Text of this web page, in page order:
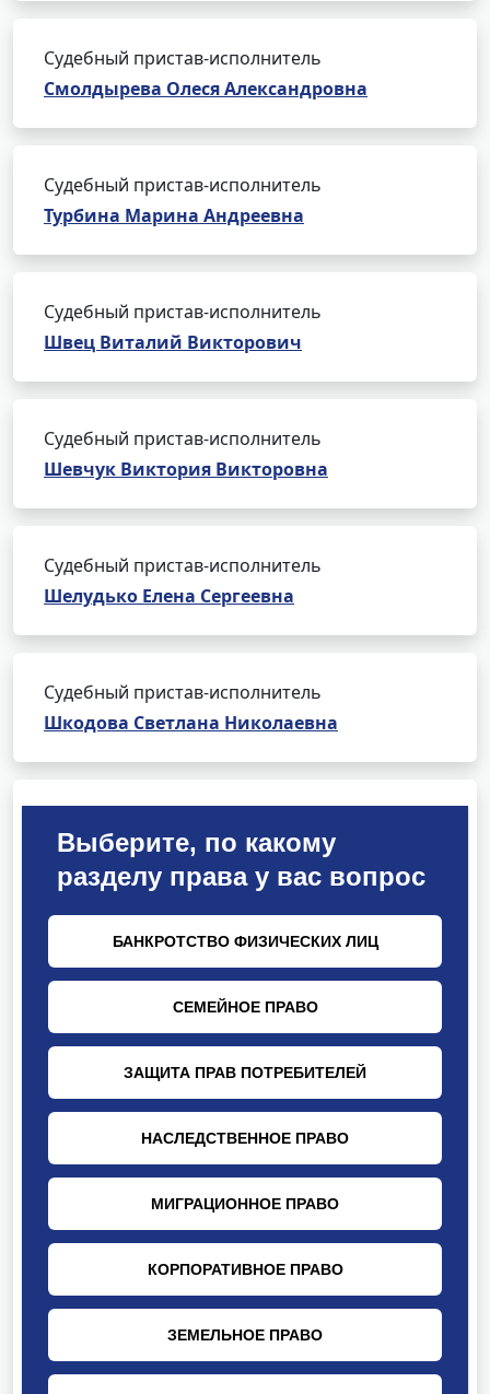
Судебный пристав-исполнитель
Смолдырева Олеся Александровна
Судебный пристав-исполнитель
Турбина Марина Андреевна
Судебный пристав-исполнитель
Швец Виталий Викторович
Судебный пристав-исполнитель
Шевчук Виктория Викторовна
Судебный пристав-исполнитель
Шелудько Елена Сергеевна
Судебный пристав-исполнитель
Шкодова Светлана Николаевна